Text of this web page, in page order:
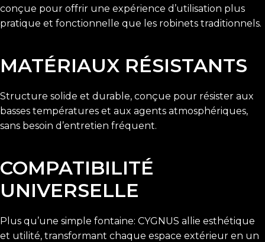
conçue pour offrir une expérience d’utilisation plus
pratique et fonctionnelle que les robinets traditionnels.
MATÉRIAUX RÉSISTANTS
Structure solide et durable, conçue pour résister aux
basses températures et aux agents atmosphériques,
sans besoin d’entretien fréquent.
COMPATIBILITÉ
UNIVERSELLE
Plus qu’une simple fontaine: CYGNUS allie esthétique
et utilité, transformant chaque espace extérieur en un